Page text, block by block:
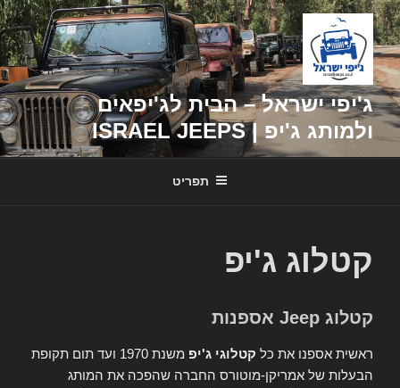
דילוג
לתוכן
ג'יפי ישראל – הבית לג'יפאים
ולמותג ג'יפ | ISRAEL JEEPS
תפריט
קטלוג ג'יפ
קטלוג Jeep אספנות
ראשית אספנו את כל קטלוגי ג'יפ
משנת 1970 ועד תום תקופת
הבעלות של אמריקן-מוטורס החברה שהפכה את המותג